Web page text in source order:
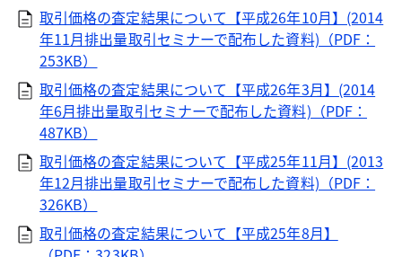
取引価格の査定結果について【平成26年10月】(2014
年11月排出量取引セミナーで配布した資料)（PDF：
253KB）
取引価格の査定結果について【平成26年3月】(2014
年6月排出量取引セミナーで配布した資料)（PDF：
487KB）
取引価格の査定結果について【平成25年11月】(2013
年12月排出量取引セミナーで配布した資料)（PDF：
326KB）
取引価格の査定結果について【平成25年8月】